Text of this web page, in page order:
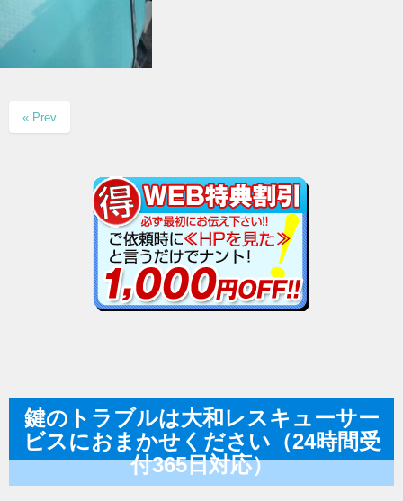
« Prev
鍵のトラブルは大和レスキューサー
ビスにおまかせください（24時間受
付365日対応）